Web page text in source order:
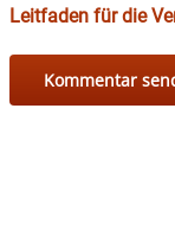
Leitfaden für die